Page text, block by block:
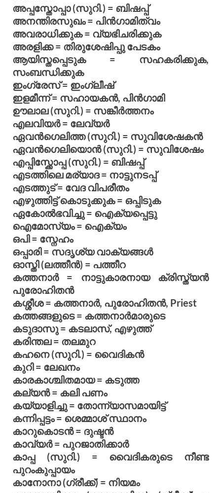
അപ്പസ്തോപ്പാ (സുറി.) = ബിഷപ്പ്
അനന്തിരസുഖം = പിന്‍ഗാമിത്വം
അവരാധിക്കുക = വ്യഭിചരിക്കുക
അരളിക്ക = തിരുശേഷിപ്പു പേടകം
ആയിസ്തപ്പെടുക = സഹകരിക്കുക,
സംബന്ധിക്കുക
ഇംഗ്രേസ് = ഇംഗ്ലീഷ്
ഇളമീന്ന് = സഹായകന്‍, പിന്‍ഗാമി
ഊലാല (സുറി.) = സങ്കീര്‍ത്തനം
എലവിയര്‍ = ലേവ്യര്‍
ഏവന്‍ഗെലിത്ത (സുറി.) = സുവിശേഷകന്‍
ഏവന്‍ഗെലിയൊന്‍ (സുറി.) = സുവിശേഷം
എപ്പിസ്ക്കോപ്പ (സുറി.) = ബിഷപ്പ്
എടത്തിലെ മര്യാദ = നാട്ടുനടപ്പ്
എടത്തുട് = വേദ വിപരീതം
എഴുത്തിട്ട് കൊടുക്കുക = ഒപ്പിടുക
ഏകോല്‍ഭവിച്ചു = ഐക്യപ്പെട്ടു
ഐമോസ്യം = ഐക്യം
ഒപി = സ്നേഹം
ഒപ്പാരി = സദൃശ്യ വാക്യങ്ങള്‍
ഓസ്തി (ലത്തീന്‍) = പത്തീറ
കത്തനാര്‍ = നാട്ടുകാരനായ ക്രിസ്ത്യന്‍
പുരോഹിതന്‍
കശ്ശീശ = കത്തനാര്‍, പുരോഹിതന്‍, Priest
കത്തങ്ങളുടെ = കത്തനാര്‍മാരുടെ
കടുദാസു = കടലാസ്, എഴുത്ത്
കരിന്തല = തലമുറ
കഹനെ (സുറി.) = വൈദികന്‍
കുറി = ലേഖനം
കാരകാശ്ചിതമായ = കടുത്ത
കല്യന്‍ = കലി പണം
കയ്യാളിച്ചു = തോന്ന്യാസമായിട്ട്
കന്നിപ്പട്ടം = ശെമ്മാശ് സ്ഥാനം
കാറുകൊടന്‍ = ദുഷ്ടന്‍
കാവ്യര്‍ = പുറജാതിക്കാര്‍
കാപ്പ (സുറി.) = വൈദികരുടെ നീണ്ട
പുറംകുപ്പായം
കാനോനാ (ഗ്രീക്ക്) = നിയമം